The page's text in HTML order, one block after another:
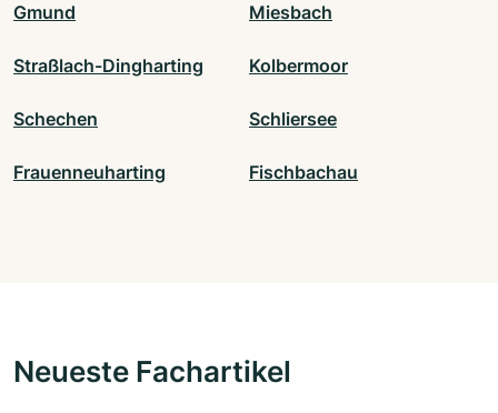
Gmund Miesbach
Straßlach-Dingharting Kolbermoor
Schechen Schliersee
Frauenneuharting Fischbachau
Neueste Fachartikel